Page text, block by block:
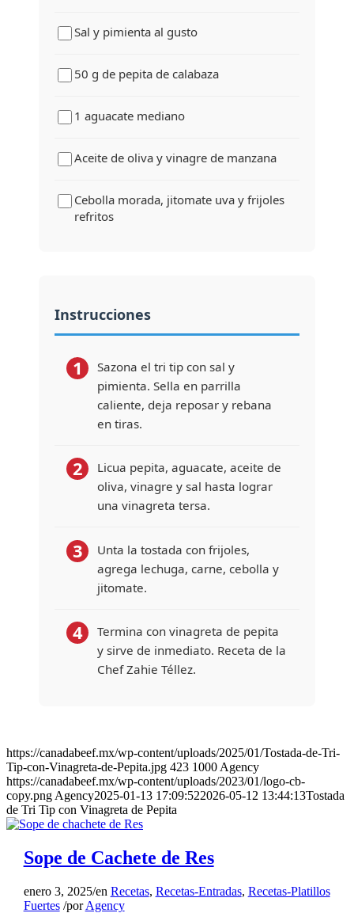
Sal y pimienta al gusto
50 g de pepita de calabaza
1 aguacate mediano
Aceite de oliva y vinagre de manzana
Cebolla morada, jitomate uva y frijoles
refritos
Instrucciones
1
Sazona el tri tip con sal y
pimienta. Sella en parrilla
caliente, deja reposar y rebana
en tiras.
2
Licua pepita, aguacate, aceite de
oliva, vinagre y sal hasta lograr
una vinagreta tersa.
3
Unta la tostada con frijoles,
agrega lechuga, carne, cebolla y
jitomate.
4
Termina con vinagreta de pepita
y sirve de inmediato. Receta de la
Chef Zahie Téllez.
https://canadabeef.mx/wp-content/uploads/2025/01/Tostada-de-Tri-
Tip-con-Vinagreta-de-Pepita.jpg 423 1000 Agency
https://canadabeef.mx/wp-content/uploads/2023/01/logo-cb-
copy.png Agency2025-01-13 17:09:522026-05-12 13:44:13Tostada
de Tri Tip con Vinagreta de Pepita
Sope de Cachete de Res
enero 3, 2025/en Recetas, Recetas-Entradas, Recetas-Platillos
Fuertes /porAgency
4
Porciones
20 min
3 h 40 min
Cocción